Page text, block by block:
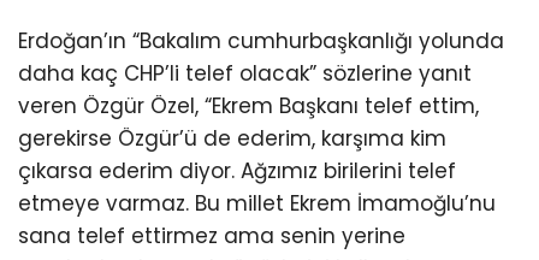
Erdoğan’ın “Bakalım cumhurbaşkanlığı yolunda
daha kaç CHP’li telef olacak” sözlerine yanıt
veren Özgür Özel, “Ekrem Başkanı telef ettim,
gerekirse Özgür’ü de ederim, karşıma kim
çıkarsa ederim diyor. Ağzımız birilerini telef
etmeye varmaz. Bu millet Ekrem İmamoğlu’nu
sana telef ettirmez ama senin yerine